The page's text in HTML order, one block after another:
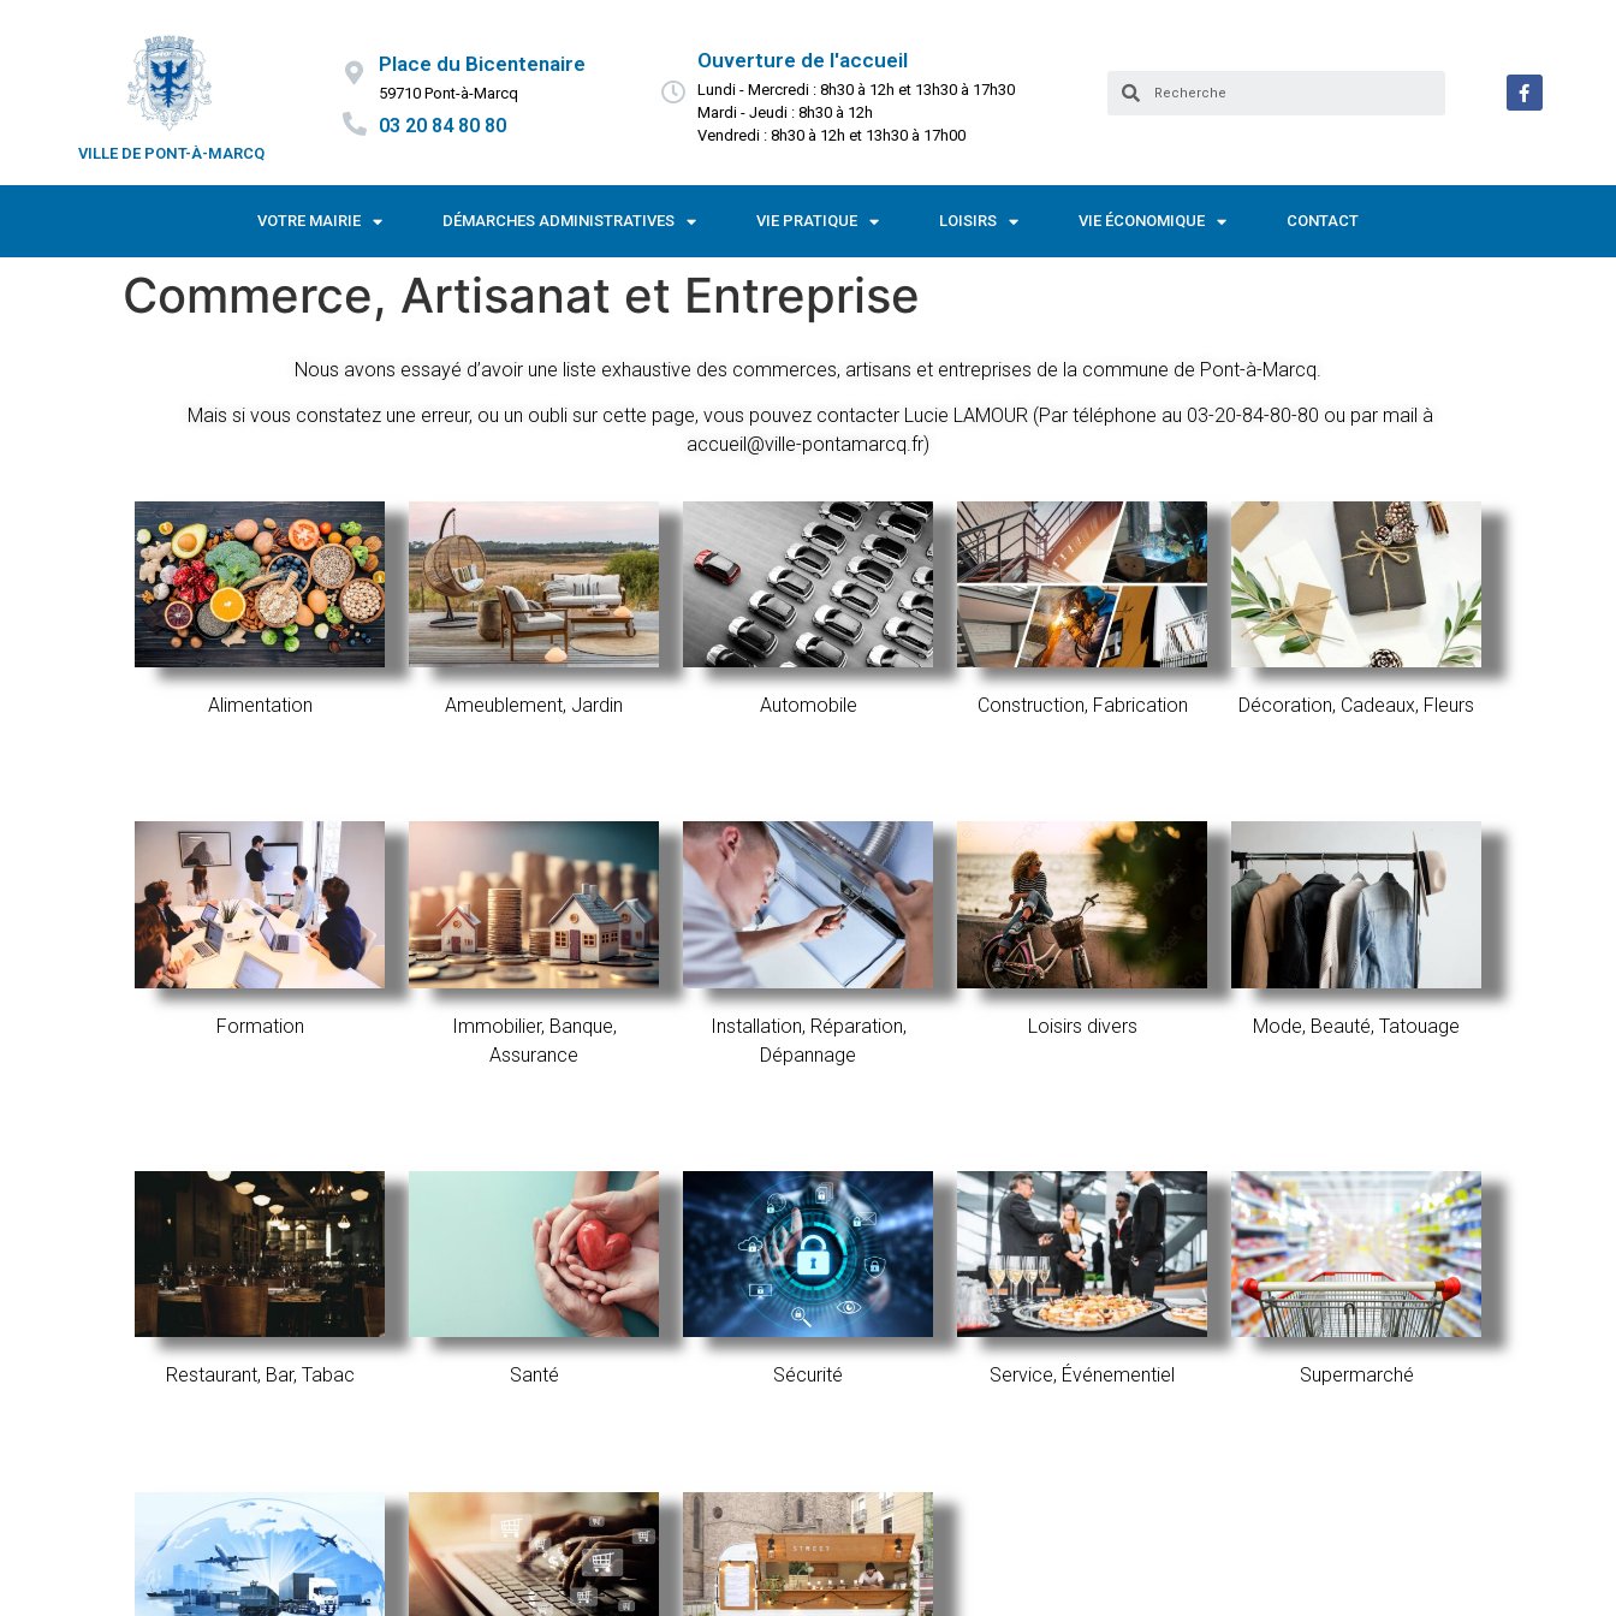
VILLE DE PONT-À-MARCQ
Place du Bicentenaire
59710 Pont-à-Marcq
03 20 84 80 80
Ouverture de l'accueil
Lundi - Mercredi : 8h30 à 12h et 13h30 à 17h30
Mardi - Jeudi : 8h30 à 12h
Vendredi : 8h30 à 12h et 13h30 à 17h00
VOTRE MAIRIE DÉMARCHES ADMINISTRATIVES VIE PRATIQUE LOISIRS VIE ÉCONOMIQUE CONTACT
Commerce, Artisanat et Entreprise
Nous avons essayé d’avoir une liste exhaustive des commerces, artisans et entreprises de la commune de Pont-à-Marcq.
Mais si vous constatez une erreur, ou un oubli sur cette page, vous pouvez contacter Lucie LAMOUR (Par téléphone au 03-20-84-80-80 ou par mail à
accueil @ville-pontamarcq.fr)
Alimentation Ameublement, Jardin Automobile Construction, Fabrication​ Décoration, Cadeaux​, Fleurs
Formation​
Immobilier, Banque,
Assurance
Installation, Réparation,
Dépannage
Loisirs divers Mode, Beauté, Tatouage
Restaurant, Bar, Tabac Santé Sécurité Service, Événementiel Supermarché